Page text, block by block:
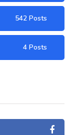
542 Posts
4 Posts